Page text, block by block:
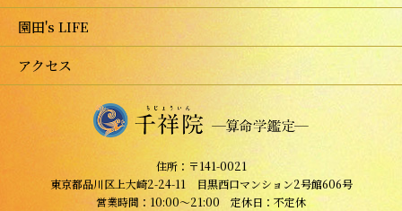
園田's LIFE
アクセス
住所：〒141-0021
東京都品川区上大崎2-24-11 目黒西口マンション2号館606号
営業時間：10:00～21:00 定休日：不定休